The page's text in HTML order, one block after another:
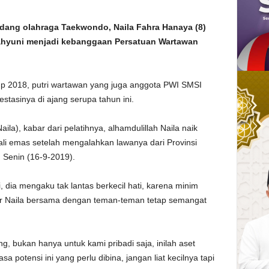
olahraga Taekwondo, Naila Fahra Hanaya (8)
menjadi kebanggaan Persatuan Wartawan
2018, putri wartawan yang juga anggota PWI SMSI
di ajang serupa tahun ini.
kabar dari pelatihnya, alhamdulillah Naila naik
emas setelah mengalahkan lawanya dari Provinsi
(16-9-2019).
mengaku tak lantas berkecil hati, karena minim
bersama dengan teman-teman tetap semangat
bukan hanya untuk kami pribadi saja, inilah aset
potensi ini yang perlu dibina, jangan liat kecilnya tapi